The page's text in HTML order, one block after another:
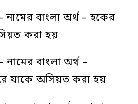
বাংলা অর্থ – হকের
করা হয়
বাংলা অর্থ –
যাকে অসিয়ত করা হয়